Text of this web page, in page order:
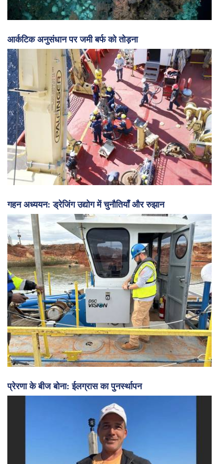
आर्कटिक अनुसंधान पर जमी बर्फ को तोड़ना
गहन अध्ययन: ड्रेजिंग उद्योग में चुनौतियाँ और रुझान
प्रेरणा के बीज बोना: ईलग्रास का पुनर्स्थापन